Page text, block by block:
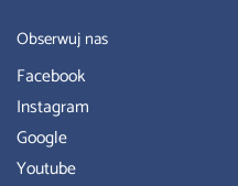
Obserwuj nas
Facebook
Instagram
Google
Youtube